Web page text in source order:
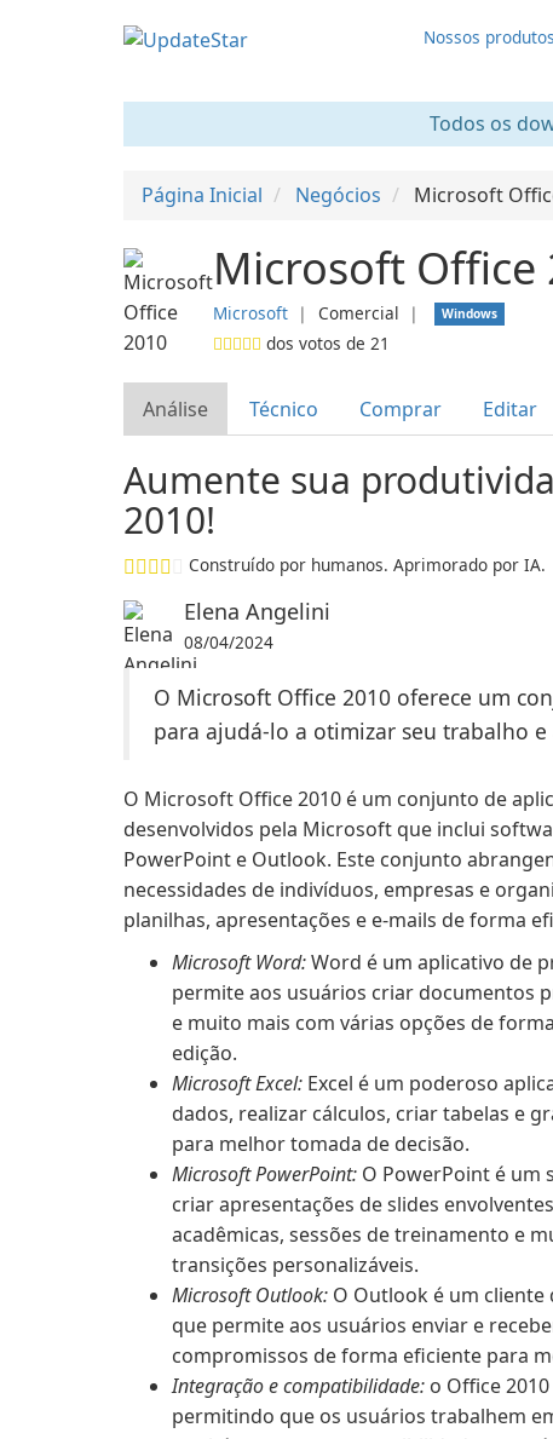
Nossos produtos
Todos os
Página Inicial Negócios Microsoft
Microsoft Office
Microsoft ❘ Comercial ❘ Windows
dos votos de 21
Análise Técnico Comprar Editar
Aumente sua
2010!
Construído por humanos. Aprimorado por IA.
Elena Angelini
08/04/2024
O Microsoft Office 2010 oferece um
para ajudá-lo a otimizar seu trabalho
O Microsoft Office 2010 é um conjunto de
desenvolvidos pela Microsoft que inclui
PowerPoint e Outlook. Este conjunto
necessidades de indivíduos, empresas e
planilhas, apresentações e e-mails de forma
Microsoft Word:Word é um aplicativo de
permite aos usuários criar documentos
e muito mais com várias opções de
edição.
Microsoft Excel: Excel é um poderoso
dados, realizar cálculos, criar tabelas e
para melhor tomada de decisão.
Microsoft PowerPoint: O PowerPoint é um
criar apresentações de slides
acadêmicas, sessões de treinamento e
transições personalizáveis.
Microsoft Outlook: O Outlook é um cliente
que permite aos usuários enviar e
compromissos de forma eficiente para
Integração e compatibilidade: o Office
permitindo que os usuários trabalhem